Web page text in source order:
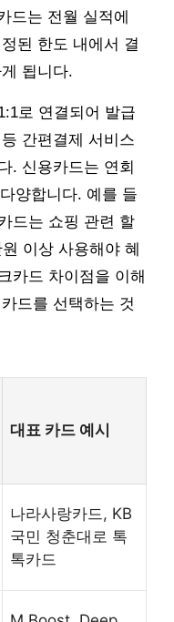
드는 전월 실적에
된 한도 내에서 결
됩니다.
로 연결되어 발급
간편결제 서비스
. 신용카드는 연회
양합니다. 예를 들
드는 쇼핑 관련 할
이상 사용해야 혜
카드 차이점을 이해
드를 선택하는 것
대표 카드 예시
나라사랑카드, KB
국민 청춘대로 톡
톡카드